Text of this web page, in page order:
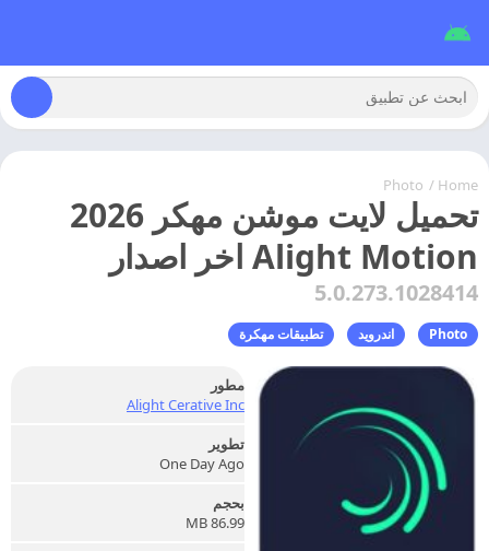
Home
/
Photo
تحميل لايت موشن مهكر 2026
Alight Motion اخر اصدار
5.0.273.1028414
Photo اندرويد تطبيقات مهكرة
مطور
Alight Cerative Inc
تطوير
One Day Ago
بحجم
86.99 MB